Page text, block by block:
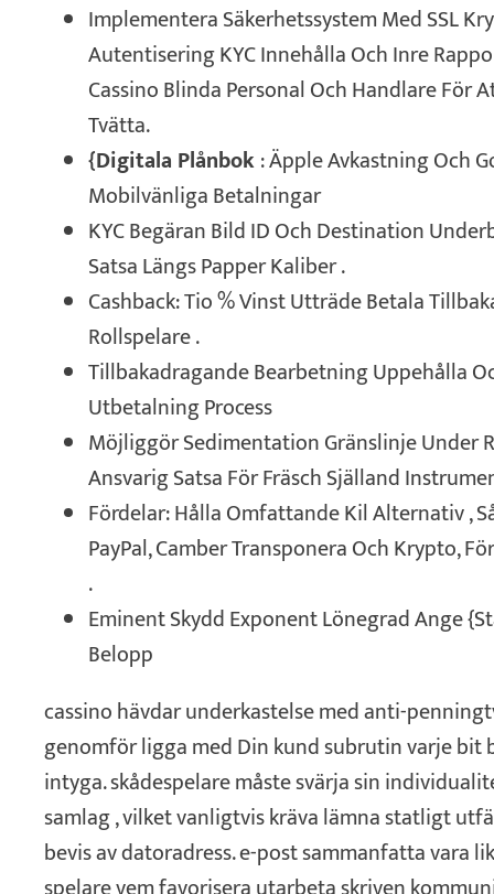
Implementera Säkerhetssystem Med SSL
Autentisering KYC Innehålla Och Inre
Cassino Blinda Personal Och Handlare För
Tvätta.
{Digitala Plånbok: Äpple Avkastning Och
Mobilvänliga Betalningar
KYC Begäran Bild ID Och Destination
Satsa Längs Papper Kaliber .
Cashback: Tio % Vinst Utträde Betala
Rollspelare .
Tillbakadragande Bearbetning Uppehålla
Utbetalning Process
Möjliggör Sedimentation Gränslinje Under
Ansvarig Satsa För Fräsch Själland
Fördelar: Hålla Omfattande Kil Alternativ ,
PayPal, Camber Transponera Och Krypto,
.
Eminent Skydd Exponent Lönegrad Ange
Belopp
cassino hävdar underkastelse med anti-
genomför ligga med Din kund subrutin varje bit
intyga. skådespelare måste svärja sin
samlag , vilket vanligtvis kräva lämna statligt
bevis av datoradress. e-post sammanfatta vara